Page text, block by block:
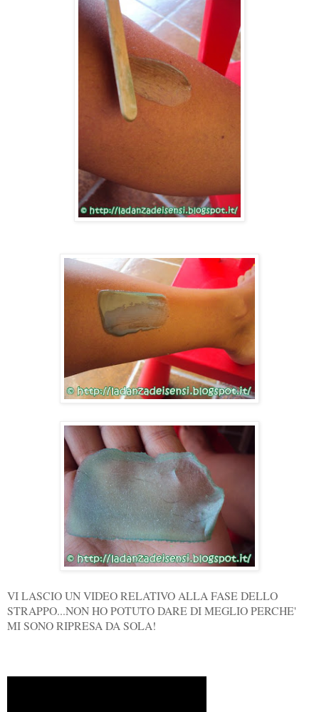
VI LASCIO UN VIDEO RELATIVO ALLA FASE DELLO
STRAPPO...NON HO POTUTO DARE DI MEGLIO PERCHE'
MI SONO RIPRESA DA SOLA!